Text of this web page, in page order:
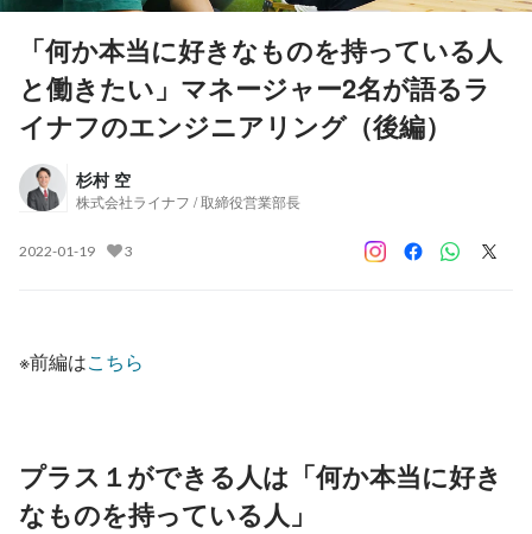
「何か本当に好きなものを持っている人
と働きたい」マネージャー2名が語るラ
イナフのエンジニアリング（後編）
杉村 空
株式会社ライナフ / 取締役営業部長
2022-01-19 3
※前編はこちら
プラス１ができる人は「何か本当に好き
なものを持っている人」